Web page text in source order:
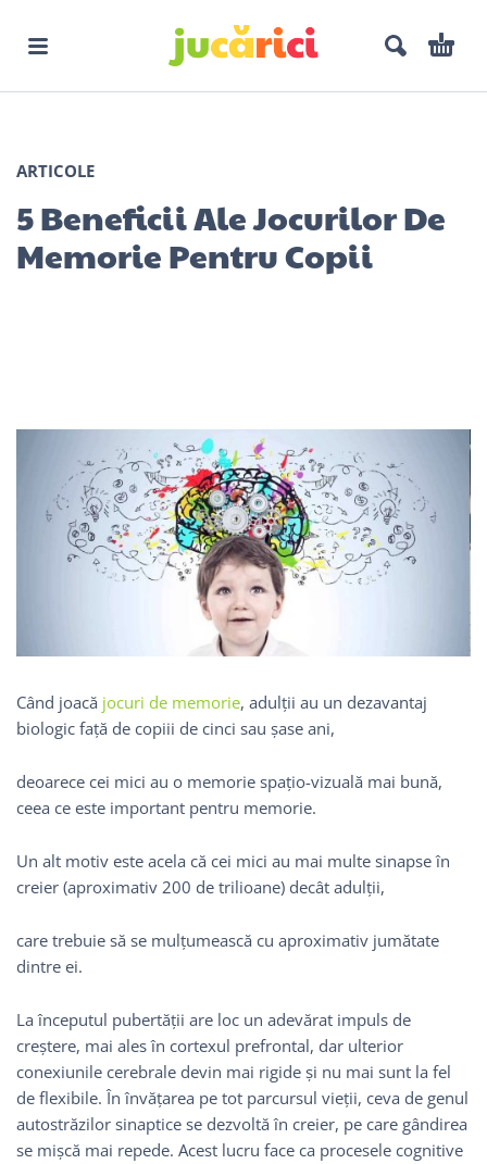
ARTICOLE
5 Beneficii Ale Jocurilor De
Memorie Pentru Copii
Când joacă jocuri de memorie, adulții au un dezavantaj
biologic față de copiii de cinci sau șase ani,
deoarece cei mici au o memorie spațio-vizuală mai bună,
ceea ce este important pentru memorie.
Un alt motiv este acela că cei mici au mai multe sinapse în
creier (aproximativ 200 de trilioane) decât adulții,
care trebuie să se mulțumească cu aproximativ jumătate
dintre ei.
La începutul pubertății are loc un adevărat impuls de
creștere, mai ales în cortexul prefrontal, dar ulterior
conexiunile cerebrale devin mai rigide și nu mai sunt la fel
de flexibile. În învățarea pe tot parcursul vieții, ceva de genul
autostrăzilor sinaptice se dezvoltă în creier, pe care gândirea
se mișcă mai repede. Acest lucru face ca procesele cognitive